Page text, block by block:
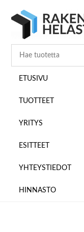
pääsisältöön
ensisijaiseen
alatunnisteeseen
ETUSIVU
TUOTTEET
YRITYS
ESITTEET
YHTEYSTIEDOT
HINNASTO